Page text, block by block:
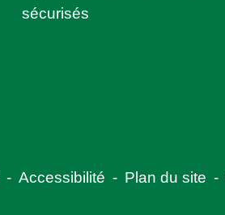
sécurisés
- Accessibilité - Plan du site -